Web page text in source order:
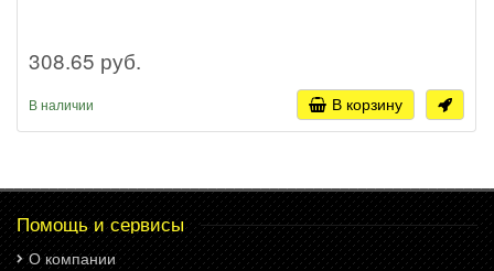
308.65 руб.
В наличии В корзину
Помощь и сервисы
О компании